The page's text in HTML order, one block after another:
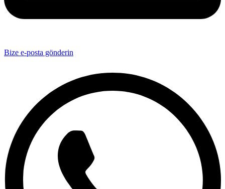
Bize e-posta gönderin